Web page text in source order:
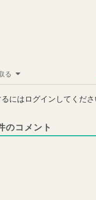
る
にはログインしてくださ